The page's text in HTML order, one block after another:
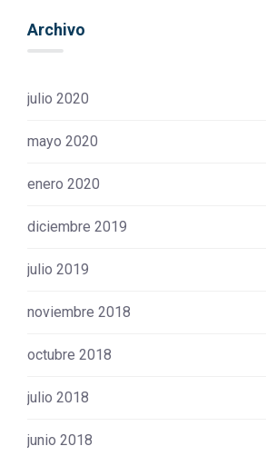
Archivo
julio 2020
mayo 2020
enero 2020
diciembre 2019
julio 2019
noviembre 2018
octubre 2018
julio 2018
junio 2018